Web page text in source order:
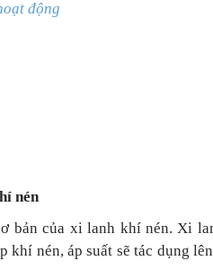
động
nén
bản của xi lanh khí nén. Xi
nén, áp suất sẽ tác dụng